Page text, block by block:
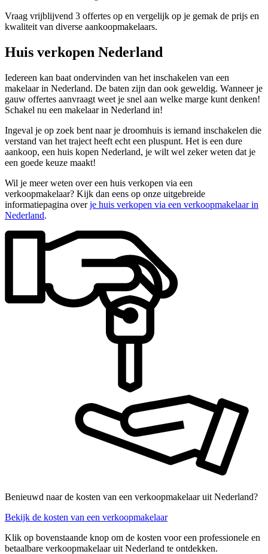
Vraag vrijblijvend 3 offertes op en vergelijk op je gemak de prijs en
kwaliteit van diverse aankoopmakelaars.
Huis verkopen Nederland
Iedereen kan baat ondervinden van het inschakelen van een
makelaar in Nederland. De baten zijn dan ook geweldig. Wanneer je
gauw offertes aanvraagt weet je snel aan welke marge kunt denken!
Schakel nu een makelaar in Nederland in!
Ingeval je op zoek bent naar je droomhuis is iemand inschakelen die
verstand van het traject heeft echt een pluspunt. Het is een dure
aankoop, een huis kopen Nederland, je wilt wel zeker weten dat je
een goede keuze maakt!
Wil je meer weten over een huis verkopen via een
verkoopmakelaar? Kijk dan eens op onze uitgebreide
informatiepagina overje huis verkopen via een verkoopmakelaar in
Nederland.
Benieuwd naar de kosten van een verkoopmakelaar uit Nederland?
Bekijk de kosten van een verkoopmakelaar
Klik op bovenstaande knop om de kosten voor een professionele en
betaalbare verkoopmakelaar uit Nederland te ontdekken.